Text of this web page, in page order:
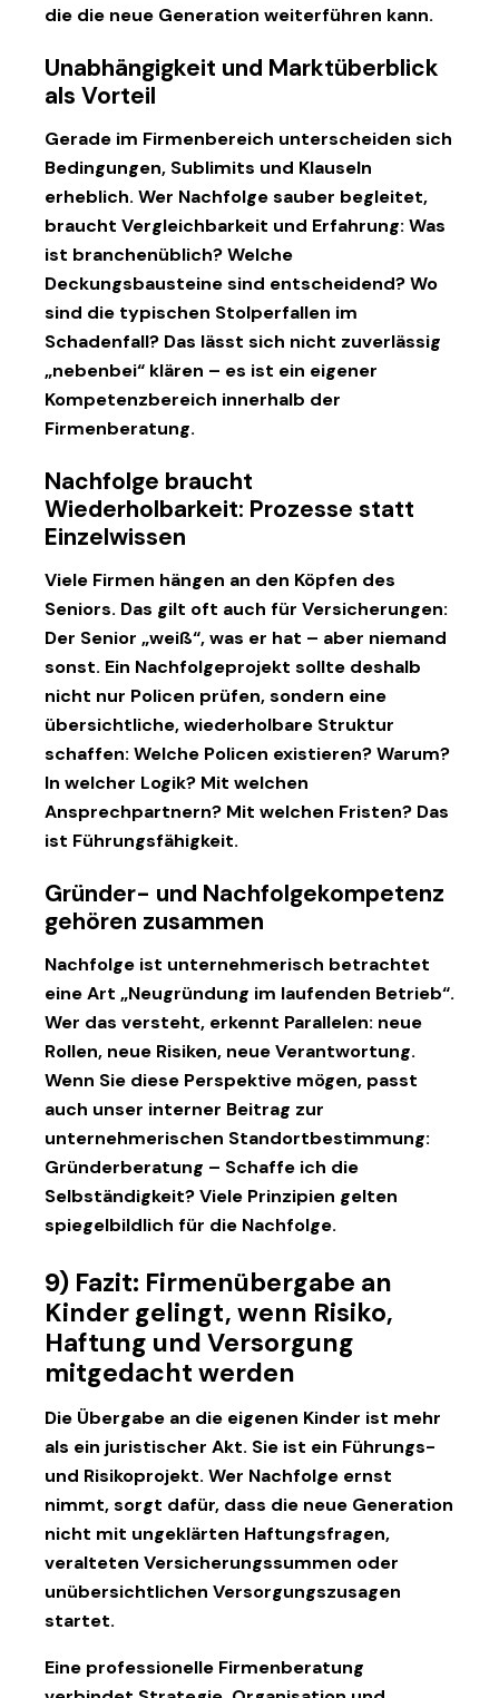
die die neue Generation weiterführen kann.
Unabhängigkeit und Marktüberblick
als Vorteil
Gerade im Firmenbereich unterscheiden sich
Bedingungen, Sublimits und Klauseln
erheblich. Wer Nachfolge sauber begleitet,
braucht Vergleichbarkeit und Erfahrung: Was
ist branchenüblich? Welche
Deckungsbausteine sind entscheidend? Wo
sind die typischen Stolperfallen im
Schadenfall? Das lässt sich nicht zuverlässig
„nebenbei“ klären – es ist ein eigener
Kompetenzbereich innerhalb der
Firmenberatung.
Nachfolge braucht
Wiederholbarkeit: Prozesse statt
Einzelwissen
Viele Firmen hängen an den Köpfen des
Seniors. Das gilt oft auch für Versicherungen:
Der Senior „weiß“, was er hat – aber niemand
sonst. Ein Nachfolgeprojekt sollte deshalb
nicht nur Policen prüfen, sondern eine
übersichtliche, wiederholbare Struktur
schaffen: Welche Policen existieren? Warum?
In welcher Logik? Mit welchen
Ansprechpartnern? Mit welchen Fristen? Das
ist Führungsfähigkeit.
Gründer- und Nachfolgekompetenz
gehören zusammen
Nachfolge ist unternehmerisch betrachtet
eine Art „Neugründung im laufenden Betrieb“.
Wer das versteht, erkennt Parallelen: neue
Rollen, neue Risiken, neue Verantwortung.
Wenn Sie diese Perspektive mögen, passt
auch unser interner Beitrag zur
unternehmerischen Standortbestimmung:
Gründerberatung – Schaffe ich die
Selbständigkeit?Viele Prinzipien gelten
spiegelbildlich für die Nachfolge.
9) Fazit: Firmenübergabe an
Kinder gelingt, wenn Risiko,
Haftung und Versorgung
mitgedacht werden
Die Übergabe an die eigenen Kinder ist mehr
als ein juristischer Akt. Sie ist ein Führungs-
und Risikoprojekt. Wer Nachfolge ernst
nimmt, sorgt dafür, dass die neue Generation
nicht mit ungeklärten Haftungsfragen,
veralteten Versicherungssummen oder
unübersichtlichen Versorgungszusagen
startet.
Eine professionelle Firmenberatung